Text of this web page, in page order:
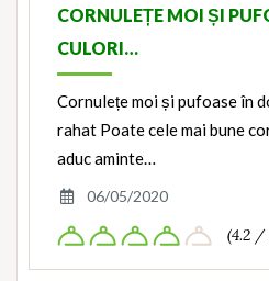
CORNULEȚE MOI ȘI
CULORI…
Cornulețe moi și pufoase în
rahat Poate cele mai bune
aduc aminte…
06/05/2020
(4.2 /